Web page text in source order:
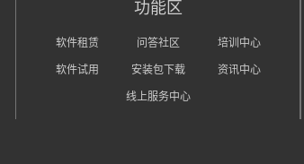
功能区
软件租赁 问答社区 培训中心
软件试用 安装包下载 资讯中心
线上服务中心